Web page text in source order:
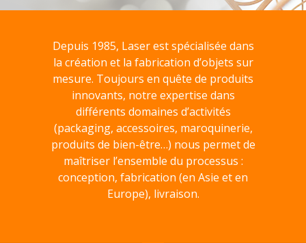
Depuis 1985, Laser est spécialisée dans
la création et la fabrication d’objets sur
mesure. Toujours en quête de produits
innovants, notre expertise dans
différents domaines d’activités
(packaging, accessoires, maroquinerie,
produits de bien-être…) nous permet de
maîtriser l’ensemble du processus :
conception, fabrication (en Asie et en
Europe), livraison.